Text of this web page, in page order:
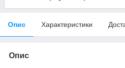
Опис Характеристики
Опис